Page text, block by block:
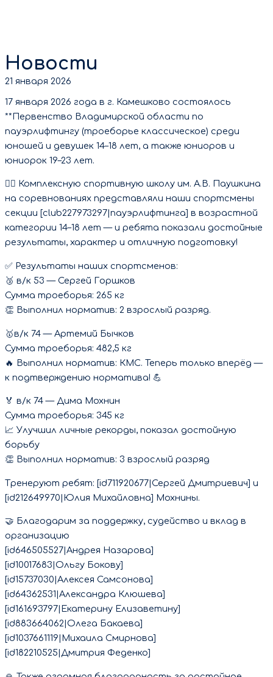
Новости
21 января 2026
17 января 2026 года в г. Камешково состоялось
**Первенство Владимирской области по
пауэрлифтингу (троеборье классическое) среди
юношей и девушек 14–18 лет, а также юниоров и
юниорок 19–23 лет.
🏋‍♂ Комплексную спортивную школу им. А.В. Паушкина
на соревнованиях представляли наши спортсмены
секции [club227973297|пауэрлифтинга] в возрастной
категории 14–18 лет — и ребята показали достойные
результаты, характер и отличную подготовку!
✅ Результаты наших спортсменов:
🥉 в/к 53 — Сергей Горшков
Сумма троеборья: 265 кг
👏 Выполнил норматив: 2 взрослый разряд.
🥇в/к 74 — Артемий Бычков
Сумма троеборья: 482,5 кг
🔥 Выполнил норматив: КМС. Теперь только вперёд —
к подтверждению норматива! 💪
🏅 в/к 74 — Дима Мохнин
Сумма троеборья: 345 кг
📈 Улучшил личные рекорды, показал достойную
борьбу
👏 Выполнил норматив: 3 взрослый разряд
Тренеруют ребят: [id711920677|Сергей Дмитриевич] и
[id212649970|Юлия Михайловна] Мохнины.
🤝 Благодарим за поддержку, судейство и вклад в
организацию
[id646505527|Андрея Назарова]
[id10017683|Ольгу Бокову]
[id15737030|Алексея Самсонова]
[id64362531|Александра Клюшева]
[id161693797|Екатерину Елизаветину]
[id883664062|Олега Бакаева]
[id1037661119|Михаила Смирнова]
[id182210525|Дмитрия Феденко]